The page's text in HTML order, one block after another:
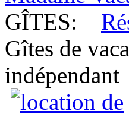
GÎTES:
Gîtes de
indépendant